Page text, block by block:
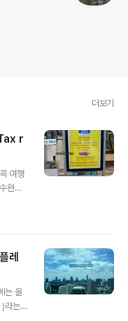
더보기
r
여행
완나
200
했던
리펀
에
고 고
. 이
레
는 올
라는